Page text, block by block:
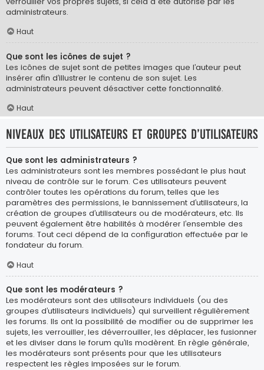
administrateurs.
Haut
Que sont les icônes de sujet ?
Les icônes de sujet sont de petites images que l’auteur peut
insérer afin d’illustrer le contenu de son sujet. Les
administrateurs peuvent désactiver cette fonctionnalité.
Haut
Niveaux des utilisateurs et groupes d’utilisateurs
Que sont les administrateurs ?
Les administrateurs sont les membres possédant le plus haut
niveau de contrôle sur le forum. Ces utilisateurs peuvent
contrôler toutes les opérations du forum, telles que les
paramètres des permissions, le bannissement d’utilisateurs, la
création de groupes d’utilisateurs ou de modérateurs, etc. Ils
peuvent également être habilités à modérer l’ensemble des
forums. Tout ceci dépend de la configuration effectuée par le
fondateur du forum.
Haut
Que sont les modérateurs ?
Les modérateurs sont des utilisateurs individuels (ou des
groupes d’utilisateurs individuels) qui surveillent régulièrement
les forums. Ils ont la possibilité de modifier ou de supprimer les
sujets, les verrouiller, les déverrouiller, les déplacer, les fusionner
et les diviser dans le forum qu’ils modèrent. En règle générale,
les modérateurs sont présents pour que les utilisateurs
respectent les règles imposées sur le forum.